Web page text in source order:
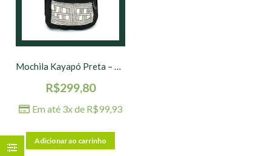
Mochila Kayapó Preta – 40 x 30 x 18 cm
R$299,80
Em até 3x de R$99,93
Adicionar ao carrinho